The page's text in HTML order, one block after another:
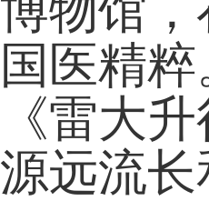
博物馆
国医精粹
《雷大
源远流